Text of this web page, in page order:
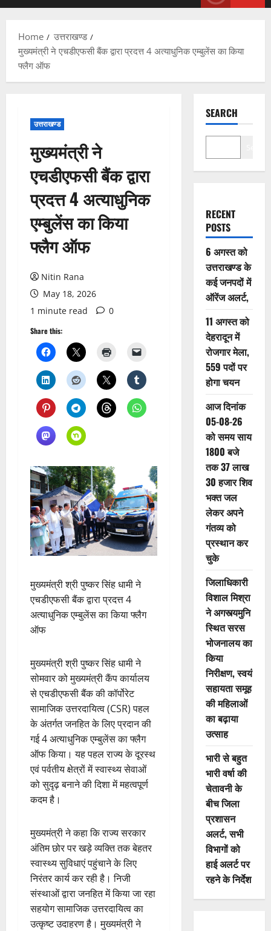
Home
उत्तराखण्ड
मुख्यमंत्री ने एचडीएफसी बैंक द्वारा प्रदत्त 4 अत्याधुनिक एम्बुलेंस का किया
फ्लैग ऑफ
उत्तराखण्ड
मुख्यमंत्री ने
एचडीएफसी बैंक द्वारा
प्रदत्त 4 अत्याधुनिक
एम्बुलेंस का किया
फ्लैग ऑफ
Nitin Rana
May 18, 2026
1 minute read
0
Share this:
मुख्यमंत्री श्री पुष्कर सिंह धामी ने
एचडीएफसी बैंक द्वारा प्रदत्त 4
अत्याधुनिक एम्बुलेंस का किया फ्लैग
ऑफ
मुख्यमंत्री श्री पुष्कर सिंह धामी ने
सोमवार को मुख्यमंत्री कैंप कार्यालय
से एचडीएफसी बैंक की कॉर्पोरेट
सामाजिक उत्तरदायित्व (CSR) पहल
के अंतर्गत जनहित के लिए प्रदान की
गई 4 अत्याधुनिक एम्बुलेंस का फ्लैग
ऑफ किया। यह पहल राज्य के दूरस्थ
एवं पर्वतीय क्षेत्रों में स्वास्थ्य सेवाओं
को सुदृढ़ बनाने की दिशा में महत्वपूर्ण
कदम है।
मुख्यमंत्री ने कहा कि राज्य सरकार
अंतिम छोर पर खड़े व्यक्ति तक बेहतर
स्वास्थ्य सुविधाएं पहुंचाने के लिए
निरंतर कार्य कर रही है। निजी
संस्थाओं द्वारा जनहित में किया जा रहा
सहयोग सामाजिक उत्तरदायित्व का
उत्कृष्ट उदाहरण है। मुख्यमंत्री ने
SEARCH
RECENT
POSTS
6 अगस्त को
उत्तराखण्ड के
कई जनपदों में
ऑरेंज अलर्ट,
11 अगस्त को
देहरादून में
रोजगार मेला,
559 पदों पर
होगा चयन
आज दिनांक
05-08-26
को समय साय
1800 बजे
तक 37 लाख
30 हजार शिव
भक्त जल
लेकर अपने
गंतव्य को
प्रस्थान कर
चुके
जिलाधिकारी
विशाल मिश्रा
ने अगस्त्यमुनि
स्थित सरस
भोजनालय का
किया
निरीक्षण, स्वयं
सहायता समूह
की महिलाओं
का बढ़ाया
उत्साह
भारी से बहुत
भारी वर्षा की
चेतावनी के
बीच जिला
प्रशासन
अलर्ट, सभी
विभागों को
हाई अलर्ट पर
रहने के निर्देश